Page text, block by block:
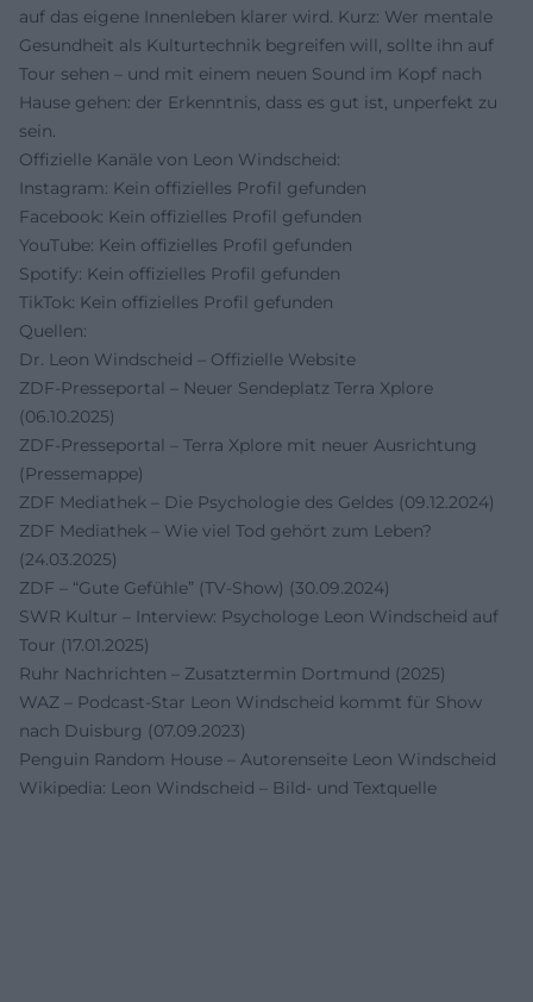
auf das eigene Innenleben klarer wird. Kurz: Wer mentale
Gesundheit als Kulturtechnik begreifen will, sollte ihn auf
Tour sehen – und mit einem neuen Sound im Kopf nach
Hause gehen: der Erkenntnis, dass es gut ist, unperfekt zu
sein.
Offizielle Kanäle von Leon Windscheid:
Instagram: Kein offizielles Profil gefunden
Facebook: Kein offizielles Profil gefunden
YouTube: Kein offizielles Profil gefunden
Spotify: Kein offizielles Profil gefunden
TikTok: Kein offizielles Profil gefunden
Quellen:
Dr. Leon Windscheid – Offizielle Website
ZDF-Presseportal – Neuer Sendeplatz Terra Xplore
(06.10.2025)
ZDF-Presseportal – Terra Xplore mit neuer Ausrichtung
(Pressemappe)
ZDF Mediathek – Die Psychologie des Geldes (09.12.2024)
ZDF Mediathek – Wie viel Tod gehört zum Leben?
(24.03.2025)
ZDF – “Gute Gefühle” (TV-Show) (30.09.2024)
SWR Kultur – Interview: Psychologe Leon Windscheid auf
Tour (17.01.2025)
Ruhr Nachrichten – Zusatztermin Dortmund (2025)
WAZ – Podcast-Star Leon Windscheid kommt für Show
nach Duisburg (07.09.2023)
Penguin Random House – Autorenseite Leon Windscheid
Wikipedia: Leon Windscheid – Bild- und Textquelle